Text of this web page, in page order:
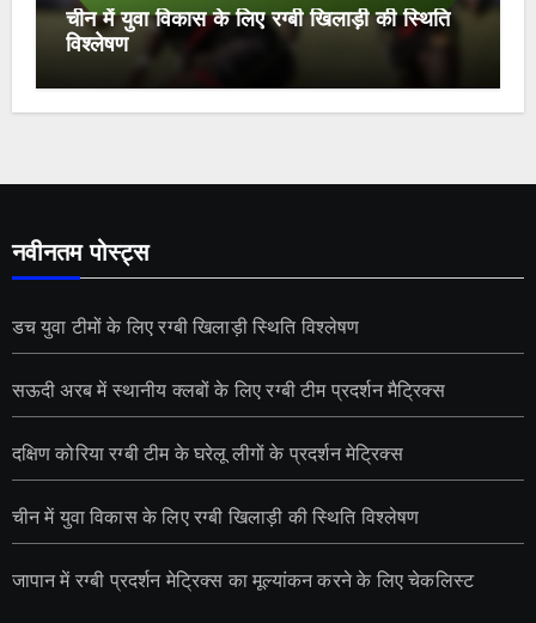
चीन में युवा विकास के लिए रग्बी खिलाड़ी की स्थिति
विश्लेषण
नवीनतम पोस्ट्स
डच युवा टीमों के लिए रग्बी खिलाड़ी स्थिति विश्लेषण
सऊदी अरब में स्थानीय क्लबों के लिए रग्बी टीम प्रदर्शन मैट्रिक्स
दक्षिण कोरिया रग्बी टीम के घरेलू लीगों के प्रदर्शन मेट्रिक्स
चीन में युवा विकास के लिए रग्बी खिलाड़ी की स्थिति विश्लेषण
जापान में रग्बी प्रदर्शन मेट्रिक्स का मूल्यांकन करने के लिए चेकलिस्ट